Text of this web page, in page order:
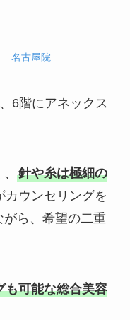
名古屋院
6階にアネックス
針や糸は極細の
カウンセリングを
がら、希望の二重
も可能な総合美容